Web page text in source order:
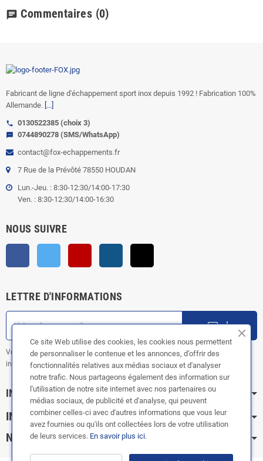
chat Commentaires (0)
Fabricant de ligne d'échappement sport inox depuis 1992 ! Fabrication 100%
Allemande. [...]
call 0130522385 (choix 3)
sms
0744890278 (SMS/WhatsApp)
contact@fox-echappements.fr
7 Rue de la Prévôté 78550 HOUDAN
Lun.-Jeu. : 8:30-12:30/14:00-17:30
Ven. : 8:30-12:30/14:00-16:30
NOUS SUIVRE
Facebook Twitter YouTube Instagram
LETTRE D'INFORMATIONS
ok
Vous pouvez vous désinscrire à tout moment. Vous trouverez pour cela nos
informations de contact dans les conditions d'utilisation du site.
INFORMATION
INFOS PRATIQUES
NOS CATÉGORIES
Ce site Web utilise des cookies, les cookies nous permettent
de personnaliser le contenue et les annonces, d’offrir des
fonctionnalités relatives aux médias sociaux et d'analyser
notre trafic. Nous partageons également des information sur
l'utilisation de notre site internet avec nos partenaires ou
médias sociaux, de publicité et d'analyse, qui peuvent
combiner celles-ci avec d'autres informations que vous leur
avez fournies ou qu'ils ont collectées lors de votre utilisation
de leurs services. En savoir plus ici.